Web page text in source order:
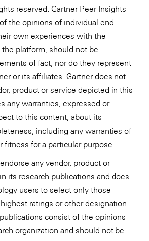
reserved. Gartner Peer Insights
the opinions of individual end
own experiences with the
platform, should not be
of fact, nor do they represent
or its affiliates. Gartner does not
product or service depicted in this
any warranties, expressed or
to this content, about its
including any warranties of
fitness for a particular purpose.
any vendor, product or
its research publications and does
users to select only those
ratings or other designation.
consist of the opinions
organization and should not be